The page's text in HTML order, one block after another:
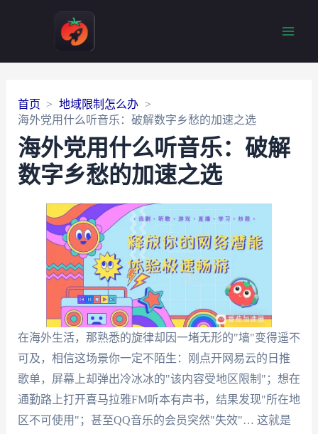
首页
地域限制怎么办
海外党用什么听音乐：破解数字乡愁的加速之选
海外党用什么听音乐：破解
数字乡愁的加速之选
在海外生活，那熟悉的旋律却因一堵无形的"墙"变得遥不
可及，相信这场景你一定不陌生：刚点开网易云的日推
歌单，屏幕上却弹出冷冰冰的"该内容受地区限制"；想在
通勤路上打开喜马拉雅FM听本有声书，结果发现"所在地
区不可使用"；甚至QQ音乐的会员突然"失效"… 这就是